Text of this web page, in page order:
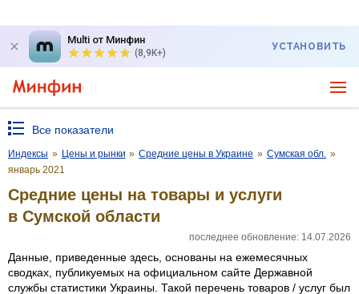
Multi от Минфин
(8,9K+)
УСТАНОВИТЬ
Все показатели
Индексы » Цены и рынки » Средние цены в Украине » Сумская обл. »
январь 2021
Средние цены на товары и услуги
в Сумской области
последнее обновление: 14.07.2026
Данные, приведенные здесь, основаны на ежемесячных
сводках, публикуемых на официальном сайте Державной
службы статистики Украины. Такой перечень товаров / услуг был